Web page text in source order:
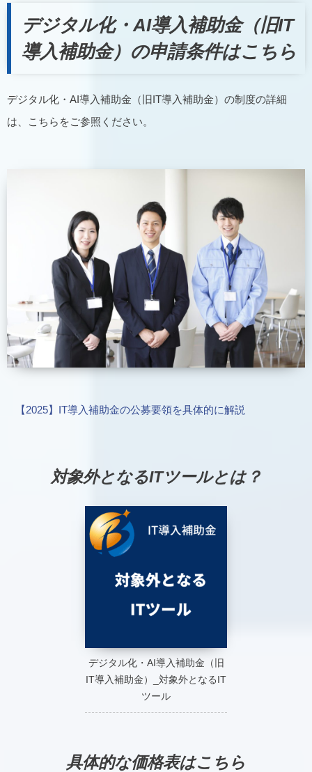
デジタル化・AI導入補助金（旧IT
導入補助金）の申請条件はこちら
デジタル化・AI導入補助金（旧IT導入補助金）の制度の詳細
は、こちらをご参照ください。
【2025】IT導入補助金の公募要領を具体的に解説
対象外となるITツールとは？
デジタル化・AI導入補助金（旧
IT導入補助金）_対象外となるIT
ツール
具体的な価格表はこちら